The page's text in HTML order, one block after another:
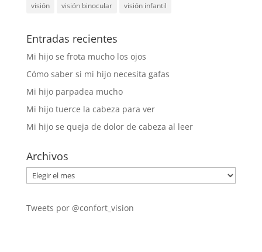
visión
visión binocular visión infantil
Entradas recientes
Mi hijo se frota mucho los ojos
Cómo saber si mi hijo necesita gafas
Mi hijo parpadea mucho
Mi hijo tuerce la cabeza para ver
Mi hijo se queja de dolor de cabeza al leer
Archivos
Archivos
Tweets por @confort_vision